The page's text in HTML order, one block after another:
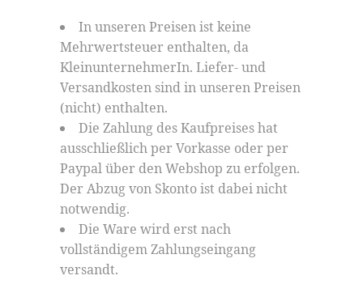
In unseren Preisen ist keine
Mehrwertsteuer enthalten, da
KleinunternehmerIn. Liefer- und
Versandkosten sind in unseren Preisen
(nicht) enthalten.
Die Zahlung des Kaufpreises hat
ausschließlich per Vorkasse oder per
Paypal über den Webshop zu erfolgen.
Der Abzug von Skonto ist dabei nicht
notwendig.
Die Ware wird erst nach
vollständigem Zahlungseingang
versandt.